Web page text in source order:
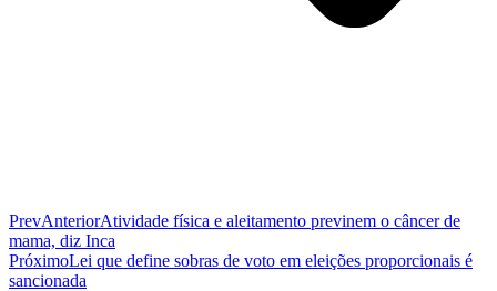
PrevAnteriorAtividade física e aleitamento previnem o câncer de
mama, diz Inca
PróximoLei que define sobras de voto em eleições proporcionais é
sancionada